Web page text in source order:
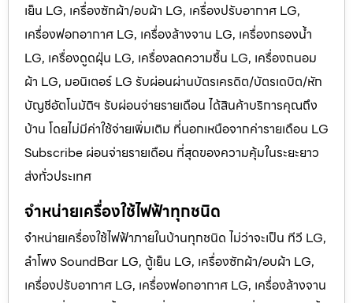
เย็น LG, เครื่องซักผ้า/อบผ้า LG, เครื่องปรับอากาศ LG,
เครื่องฟอกอากาศ LG, เครื่องล้างจาน LG, เครื่องกรองน้ำ
LG, เครื่องดูดฝุ่น LG, เครื่องลดความชื้น LG, เครื่องถนอม
ผ้า LG, มอนิเตอร์ LG รับผ่อนผ่านบัตรเครดิต/บัตรเดบิต/หัก
บัญชีอัตโนมัติฯ รับผ่อนจ่ายรายเดือน ได้สินค้าบริการคุณถึง
บ้าน โดยไม่มีค่าใช้จ่ายเพิ่มเติม ที่นอกเหนือจากค่ารายเดือน LG
Subscribe ผ่อนจ่ายรายเดือน ที่สุดของความคุ้มในระยะยาว
ส่งทั่วประเทศ
จำหน่ายเครื่องใช้ไฟฟ้าทุกชนิด
จำหน่ายเครื่องใช้ไฟฟ้าภายในบ้านทุกชนิด ไม่ว่าจะเป็น ทีวี LG,
ลำโพง SoundBar LG, ตู้เย็น LG, เครื่องซักผ้า/อบผ้า LG,
เครื่องปรับอากาศ LG, เครื่องฟอกอากาศ LG, เครื่องล้างจาน